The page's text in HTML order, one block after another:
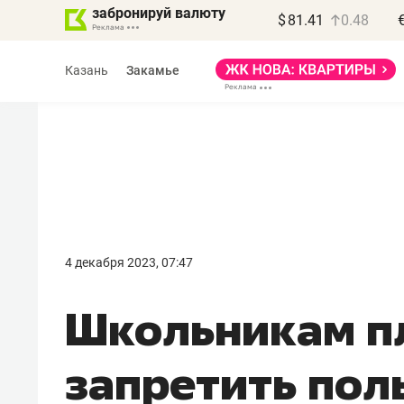
забронируй валюту $ 81.41 0.48
Казань Закамье
4 декабря 2023, 07:47
Школьникам
запретить
правил, бизнес может
потерять минимум